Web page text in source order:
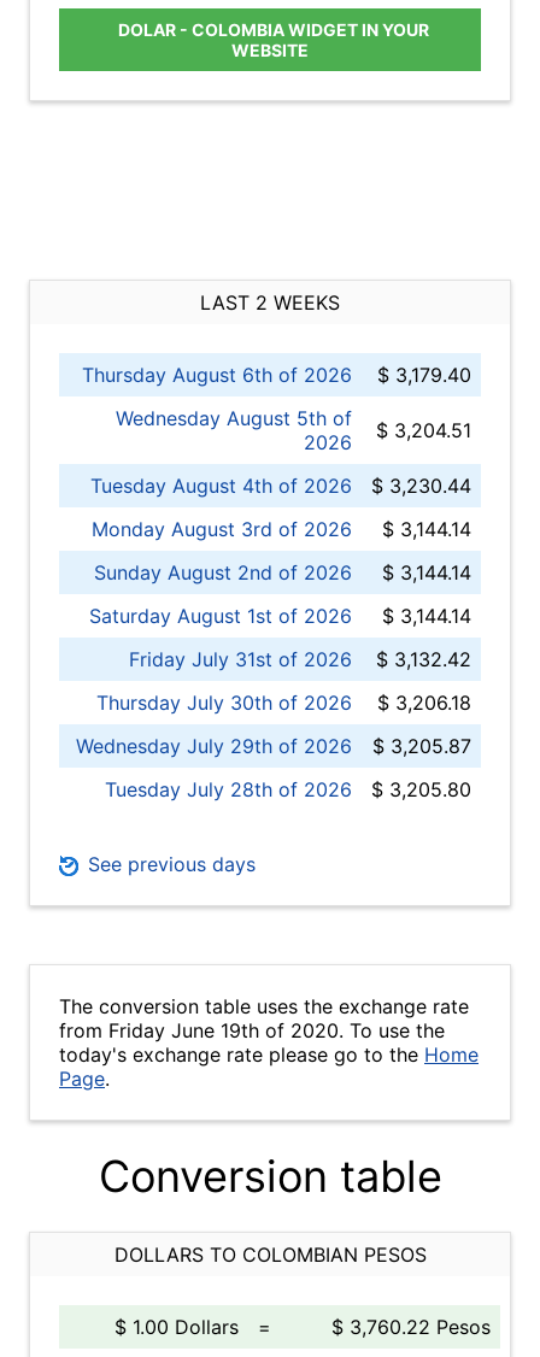
DOLAR - COLOMBIA WIDGET IN YOUR
WEBSITE
LAST 2 WEEKS
Thursday August 6th of 2026
$ 3,179.40
Wednesday August 5th of
2026
$ 3,204.51
Tuesday August 4th of 2026
$ 3,230.44
Monday August 3rd of 2026
$ 3,144.14
Sunday August 2nd of 2026
$ 3,144.14
Saturday August 1st of 2026
$ 3,144.14
Friday July 31st of 2026
$ 3,132.42
Thursday July 30th of 2026
$ 3,206.18
Wednesday July 29th of 2026
$ 3,205.87
Tuesday July 28th of 2026
$ 3,205.80
See previous days
The conversion table uses the exchange rate
from Friday June 19th of 2020. To use the
today's exchange rate please go to the Home
Page.
Conversion table
DOLLARS TO COLOMBIAN PESOS
$ 1.00 Dollars =
$ 3,760.22 Pesos